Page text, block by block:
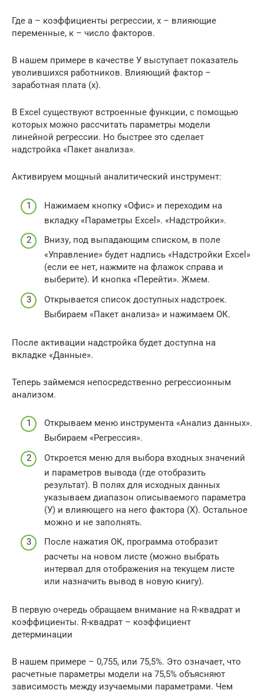
Где а – коэффициенты регрессии, х – влияющие
переменные, к – число факторов.
В нашем примере в качестве У выступает показатель
уволившихся работников. Влияющий фактор –
заработная плата (х).
В Excel существуют встроенные функции, с помощью
которых можно рассчитать параметры модели
линейной регрессии. Но быстрее это сделает
надстройка «Пакет анализа».
Активируем мощный аналитический инструмент:
Нажимаем кнопку «Офис» и переходим на
вкладку «Параметры Excel». «Надстройки».
Внизу, под выпадающим списком, в поле
«Управление» будет надпись «Надстройки Excel»
(если ее нет, нажмите на флажок справа и
выберите). И кнопка «Перейти». Жмем.
Открывается список доступных надстроек.
Выбираем «Пакет анализа» и нажимаем ОК.
После активации надстройка будет доступна на
вкладке «Данные».
Теперь займемся непосредственно регрессионным
анализом.
Открываем меню инструмента «Анализ данных».
Выбираем «Регрессия».
Откроется меню для выбора входных значений
и параметров вывода (где отобразить
результат). В полях для исходных данных
указываем диапазон описываемого параметра
(У) и влияющего на него фактора (Х). Остальное
можно и не заполнять.
После нажатия ОК, программа отобразит
расчеты на новом листе (можно выбрать
интервал для отображения на текущем листе
или назначить вывод в новую книгу).
В первую очередь обращаем внимание на R-квадрат и
коэффициенты. R-квадрат – коэффициент
детерминации
В нашем примере – 0,755, или 75,5%. Это означает, что
расчетные параметры модели на 75,5% объясняют
зависимость между изучаемыми параметрами. Чем